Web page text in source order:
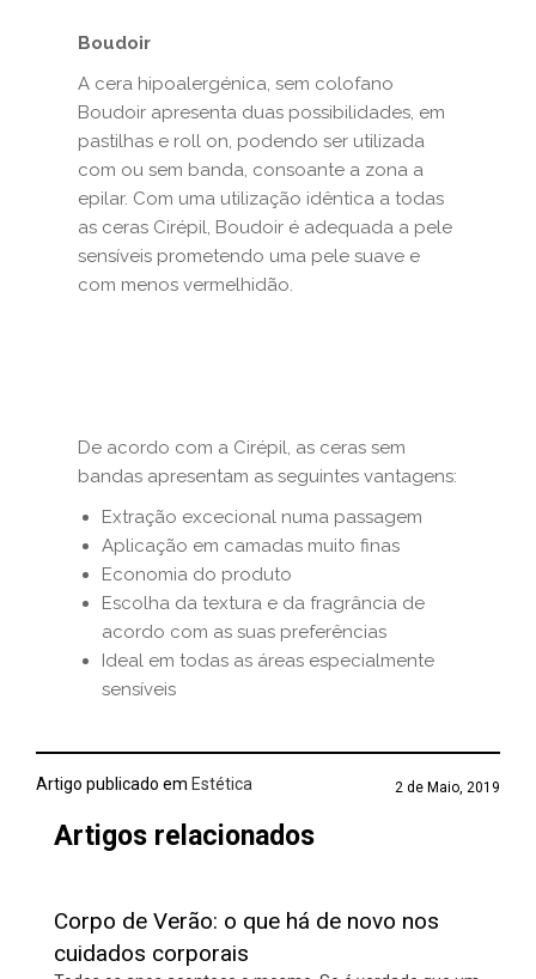
Boudoir
A cera hipoalergénica, sem colofano
Boudoir apresenta duas possibilidades, em
pastilhas e roll on, podendo ser utilizada
com ou sem banda, consoante a zona a
epilar. Com uma utilização idêntica a todas
as ceras Cirépil, Boudoir é adequada a pele
sensíveis prometendo uma pele suave e
com menos vermelhidão.
De acordo com a Cirépil, as ceras sem
bandas apresentam as seguintes vantagens:
Extração excecional numa passagem
Aplicação em camadas muito finas
Economia do produto
Escolha da textura e da fragrância de
acordo com as suas preferências
Ideal em todas as áreas especialmente
sensíveis
Artigo publicado em Estética 2 de Maio, 2019
Artigos relacionados
Corpo de Verão: o que há de novo nos
cuidados corporais